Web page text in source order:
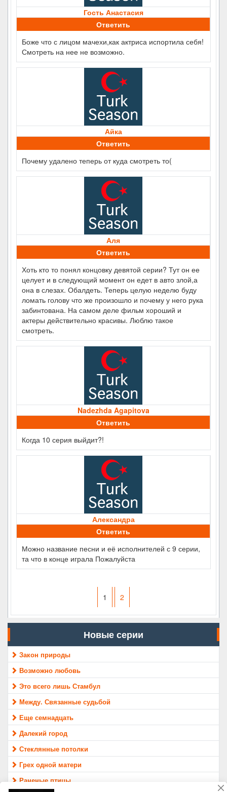
Гость Анастасия
Ответить
Боже что с лицом мачехи,как актриса испортила себя!
Смотреть на нее не возможно.
Айка
Ответить
Почему удалено теперь от куда смотреть то(
Аля
Ответить
Хоть кто то понял концовку девятой серии? Тут он ее
целует и в следующий момент он едет в авто злой,а
она в слезах. Обалдеть. Теперь целую неделю буду
ломать голову что же произошло и почему у него рука
забинтована. На самом деле фильм хороший и
актеры действительно красивы. Люблю такое
смотреть.
Nadezhda Agapitova
Ответить
Когда 10 серия выйдит?!
Александра
Ответить
Можно название песни и её исполнителей с 9 серии,
та что в конце играла Пожалуйста
1 2
Новые серии
Закон природы
Возможно любовь
Это всего лишь Стамбул
Между. Связанные судьбой
Еще семнадцать
Далекий город
Стеклянные потолки
Грех одной матери
Раненые птицы